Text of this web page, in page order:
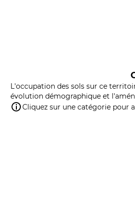
L'occupation des sols sur ce
évolution démographique et
Cliquez sur une catégorie pour